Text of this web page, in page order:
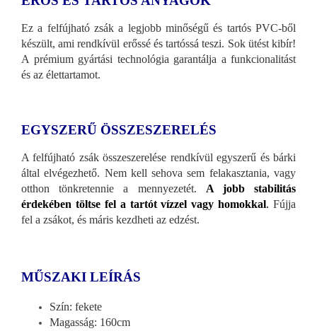
Ez a felfújható zsák a legjobb minőségű és tartós PVC-ből
készült, ami rendkívül erőssé és tartóssá teszi. Sok ütést kibír!
A prémium gyártási technológia garantálja a funkcionalitást
és az élettartamot.
EGYSZERŰ ÖSSZESZERELÉS
A felfújható zsák összeszerelése rendkívül egyszerű és bárki
által elvégezhető. Nem kell sehova sem felakasztania, vagy
otthon tönkretennie a mennyezetét. A jobb stabilitás
érdekében töltse fel a tartót vízzel vagy homokkal. Fújja
fel a zsákot, és máris kezdheti az edzést.
MŰSZAKI LEÍRÁS
Szín: fekete
Magasság: 160cm